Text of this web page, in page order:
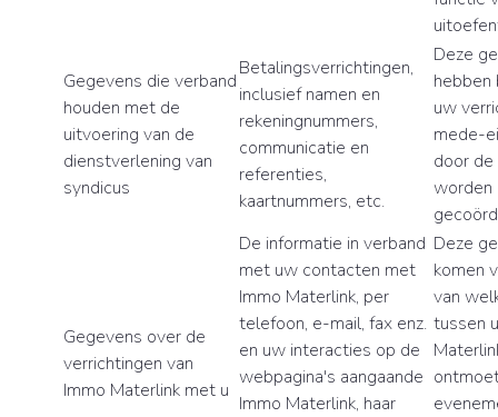
Gegevens die verband
houden met de
uitvoering van de
dienstverlening van
syndicus
Betalingsverrichtingen,
inclusief namen en
rekeningnummers,
communicatie en
referenties,
kaartnummers, etc.
Deze
hebben
uw
mede-
door
worden
Gegevens over de
verrichtingen van
Immo Materlink met u
De informatie in verband
met uw contacten met
Immo Materlink, per
telefoon, e-mail, fax enz.
en uw interacties op de
webpagina's aangaande
Immo Materlink, haar
Deze
komen
van
tussen